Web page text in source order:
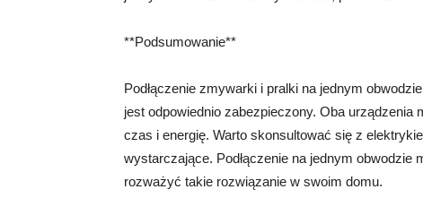
**Podsumowanie**
Podłączenie zmywarki i pralki na jednym
jest odpowiednio zabezpieczony. Oba urządzenia
czas i energię. Warto skonsultować się z
wystarczające. Podłączenie na jednym
rozważyć takie rozwiązanie w swoim domu.